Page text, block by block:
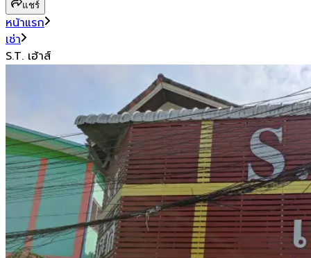
แชร์
หน้าแรก
เช่า
S.T. เฮ้าส์